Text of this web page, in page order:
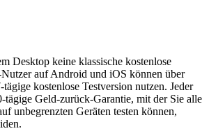
Desktop keine klassische kostenlose
auf Android und iOS können über
kostenlose Testversion nutzen. Jeder
tägige Geld-zurück-Garantie, mit der Sie alle
unbegrenzten Geräten testen können,